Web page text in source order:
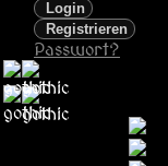
Passwort?